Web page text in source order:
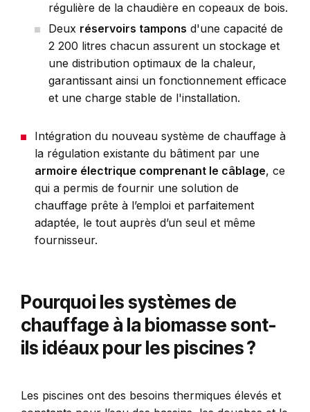
régulière de la chaudière en copeaux de bois.
Deux réservoirs tampons d'une capacité de
2 200 litres chacun assurent un stockage et
une distribution optimaux de la chaleur,
garantissant ainsi un fonctionnement efficace
et une charge stable de l'installation.
Intégration du nouveau système de chauffage à
la régulation existante du bâtiment par une
armoire électrique comprenant le câblage, ce
qui a permis de fournir une solution de
chauffage prête à l’emploi et parfaitement
adaptée, le tout auprès d’un seul et même
fournisseur.
Pourquoi les systèmes de
chauffage à la biomasse sont-
ils idéaux pour les piscines ?
Les piscines ont des besoins thermiques élevés et